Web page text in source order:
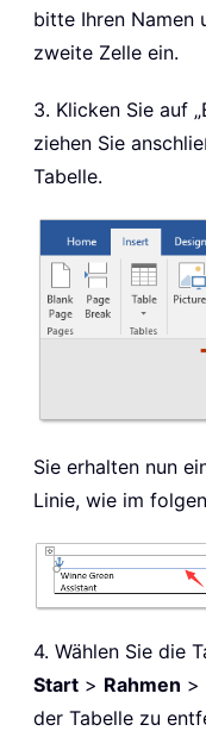
bitte Ihren Namen
zweite Zelle ein.
3. Klicken Sie auf
ziehen Sie
Tabelle.
Sie erhalten nun
Linie, wie im
4. Wählen Sie die
Start > Rahmen >
der Tabelle zu